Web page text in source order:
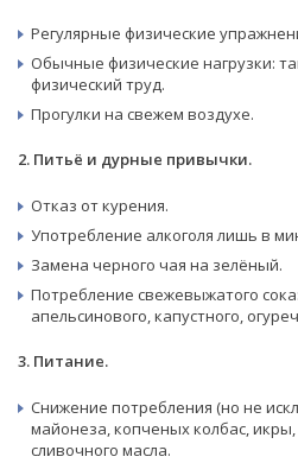
Регулярные физические
Обычные физические нагрузки:
физический труд.
Прогулки на свежем воздухе.
2. Питьё и дурные привычки.
Отказ от курения.
Употребление алкоголя лишь в
Замена черного чая на зелёный.
Потребление свежевыжатого
апельсинового, капустного,
3. Питание.
Снижение потребления (но не
майонеза, копченых колбас,
сливочного масла.